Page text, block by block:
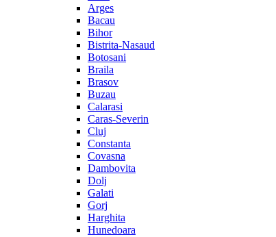
Arges
Bacau
Bihor
Bistrita-Nasaud
Botosani
Braila
Brasov
Buzau
Calarasi
Caras-Severin
Cluj
Constanta
Covasna
Dambovita
Dolj
Galati
Gorj
Harghita
Hunedoara